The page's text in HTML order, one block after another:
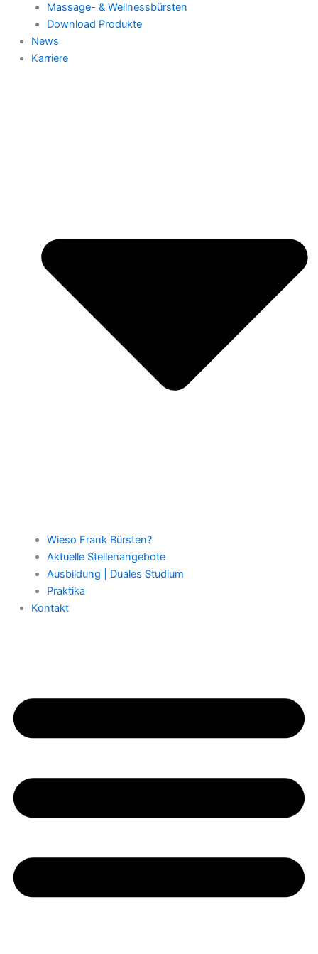
Massage- & Wellnessbürsten
Download Produkte
News
Karriere
Wieso Frank Bürsten?
Aktuelle Stellenangebote
Ausbildung | Duales Studium
Praktika
Kontakt